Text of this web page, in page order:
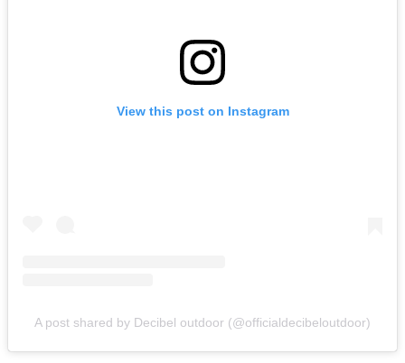
View this post on Instagram
A post shared by Decibel outdoor (@officialdecibeloutdoor)